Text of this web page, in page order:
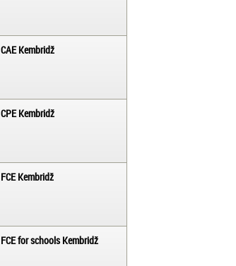
CAE Kembridž
CPE Kembridž
FCE Kembridž
FCE for schools Kembridž